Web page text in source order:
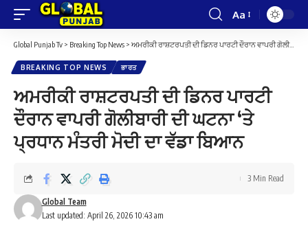
Font
Resizer
Aa
Global Punjab Tv > Breaking Top News > ਅਮਰੀਕੀ ਰਾਸ਼ਟਰਪਤੀ ਦੀ ਡਿਨਰ ਪਾਰਟੀ ਦੌਰਾਨ ਵਾਪਰੀ ਗੋਲੀਬਾਰੀ ਦੀ ਘਟਨਾ ‘ਤੇ ਪ੍ਰਧਾਨ ਮੰਤਰੀ ਮੋਦੀ ਦਾ ਵੱਡਾ ਬਿਆਨ
BREAKING TOP NEWS ਭਾਰਤ
ਅਮਰੀਕੀ ਰਾਸ਼ਟਰਪਤੀ ਦੀ ਡਿਨਰ ਪਾਰਟੀ
ਦੌਰਾਨ ਵਾਪਰੀ ਗੋਲੀਬਾਰੀ ਦੀ ਘਟਨਾ ‘ਤੇ
ਪ੍ਰਧਾਨ ਮੰਤਰੀ ਮੋਦੀ ਦਾ ਵੱਡਾ ਬਿਆਨ
Last updated: April 26, 2026 10:43 am
Global Team
3 Min Read